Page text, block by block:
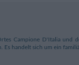
Campione D'Italia und
Es handelt sich um ein